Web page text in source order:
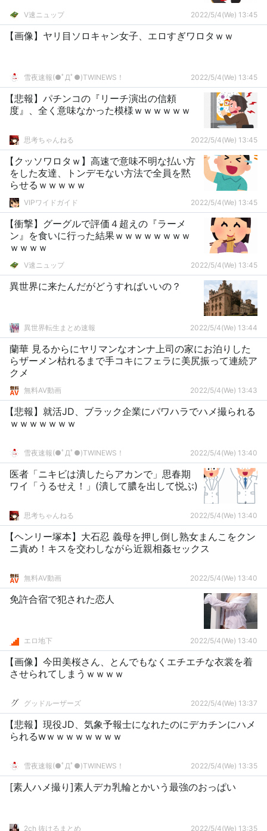
V速ニュップ 2022/5/4(We) 13:45
【画像】ヤリ目ソロキャン女子、エロすぎワロタｗｗ
雪夜速報(●ﾟДﾟ●)TWINEWS！ 2022/5/4(We) 13:45
【悲報】パチンコの『リーチ演出の信頼
度』、全く意味なかった模様ｗｗｗｗｗｗ
思考ちゃんねる 2022/5/4(We) 13:45
【クッソワロタｗ】高速で意味不明な払い方
をした友達、トンデモない方法で全員を黙
らせるｗｗｗｗｗ
VIPワイドガイド 2022/5/4(We) 13:45
【衝撃】グーグルで評価４超えの『ラーメ
ン』を食いに行った結果ｗｗｗｗｗｗｗｗ
ｗｗｗｗ
V速ニュップ 2022/5/4(We) 13:45
異世界に来たんだがどうすればいいの？
異世界転生まとめ速報 2022/5/4(We) 13:44
蘭華 見るからにヤリマンなオンナ上司の家にお泊りした
らザーメン枯れるまで手コキにフェラに美尻振って連続ア
クメ
無料AV動画 2022/5/4(We) 13:43
【悲報】就活JD、ブラック企業にパワハラでハメ撮られる
ｗｗｗｗｗｗｗ
雪夜速報(●ﾟДﾟ●)TWINEWS！ 2022/5/4(We) 13:40
医者「ニキビは潰したらアカンで」思春期
ワイ「うるせえ！」(潰して膿を出して悦ぶ)
思考ちゃんねる 2022/5/4(We) 13:40
【ヘンリー塚本】大石忍 義母を押し倒し熟女まんこをクン
ニ責め！キスを交わしながら近親相姦セックス
無料AV動画 2022/5/4(We) 13:40
免許合宿で犯された恋人
エロ地下 2022/5/4(We) 13:40
【画像】今田美桜さん、とんでもなくエチエチな衣裳を着
させられてしまうｗｗｗｗ
グッドルーザーズ 2022/5/4(We) 13:37
【悲報】現役JD、気象予報士になれたのにデカチンにハメ
られるwｗｗｗｗｗｗｗｗ
雪夜速報(●ﾟДﾟ●)TWINEWS！ 2022/5/4(We) 13:35
[素人ハメ撮り]素人デカ乳輪とかいう最強のおっぱい
2ch 抜けるまとめ 2022/5/4(We) 13:35